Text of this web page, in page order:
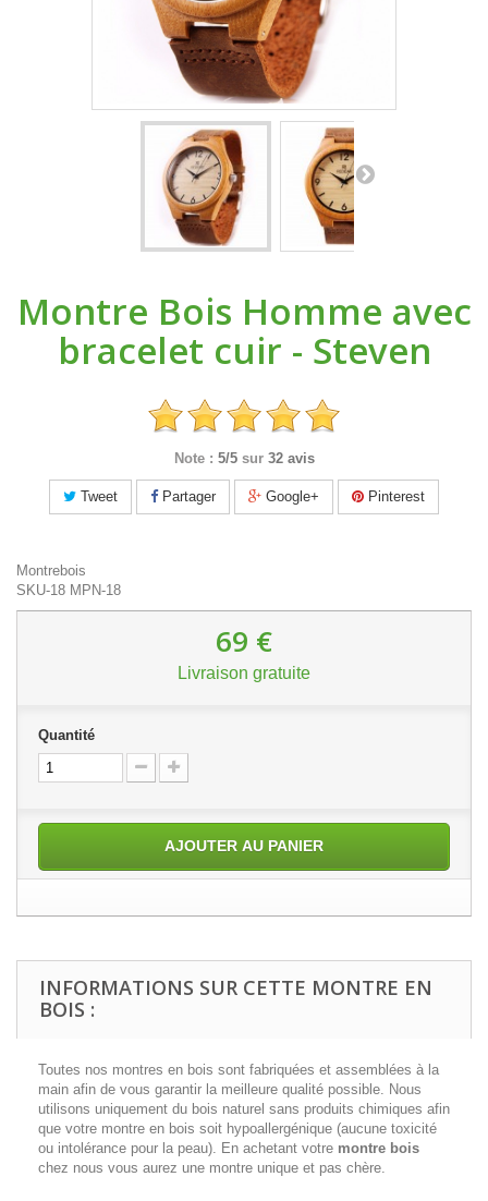
Montre Bois Homme avec
bracelet cuir - Steven
Note : 5/5 sur 32 avis
Tweet Partager Google+ Pinterest
Montrebois
SKU-18 MPN-18
69 €
Livraison gratuite
Quantité
AJOUTER AU PANIER
INFORMATIONS SUR CETTE MONTRE EN
BOIS :
Toutes nos montres en bois sont fabriquées et assemblées à la
main afin de vous garantir la meilleure qualité possible. Nous
utilisons uniquement du bois naturel sans produits chimiques afin
que votre montre en bois soit hypoallergénique (aucune toxicité
ou intolérance pour la peau). En achetant votre montre bois
chez nous vous aurez une montre unique et pas chère.